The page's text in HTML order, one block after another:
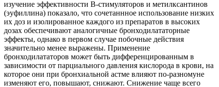
изучение эффективности В-стимуляторов и метилксантинов
(эуфиллина) показало, что сочетаннное использование низких
их доз и изолированное каждого из препаратов в высоких
дозах обеспечивают аналогичные бронходилататорные
эффекты, однако в первом случае побочные действия
значительно менее выражены. Применение
бронходилататоров может быть дифференцированным в
зависимости от парциального давления кислорода в крови, на
которое они при бронхиальной астме влияют по-разномуне
изменяют его, повышают, снижают. Снижение чаще всего